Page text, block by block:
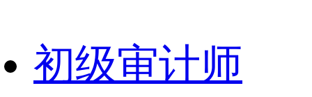
初级审计师